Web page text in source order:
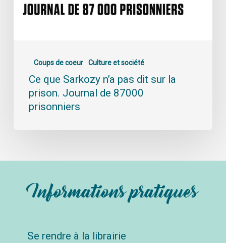
Coups de coeur Culture et société
Ce que Sarkozy n’a pas dit sur la
prison. Journal de 87000
prisonniers
Informations pratiques
Se rendre à la librairie